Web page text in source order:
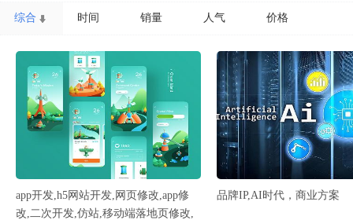
综合 时间 销量 人气 价格
app开发,h5网站开发,网页修改,app修
改,二次开发,仿站,移动端落地页修改,
品牌IP,AI时代，商业方案